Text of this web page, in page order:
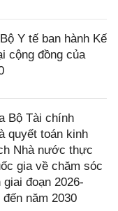
Y tế ban hành Kế
cộng đồng của
Bộ Tài chính
quyết toán kinh
Nhà nước thực
gia về chăm sóc
đoạn 2026-
năm 2030